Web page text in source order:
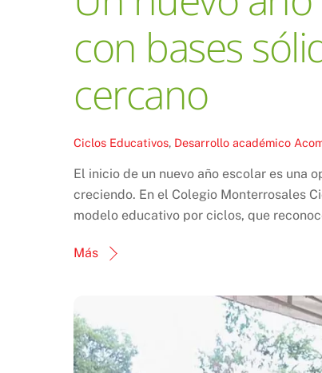
con bases
cercano
Ciclos Educativos, Desarrollo académico
El inicio de un nuevo año escolar es una
creciendo. En el Colegio Monterrosales
modelo educativo por ciclos, que
Más